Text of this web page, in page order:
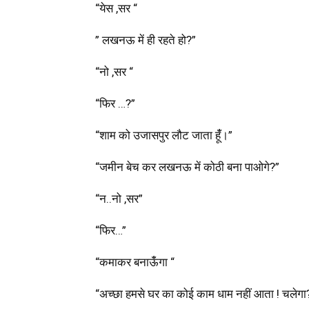
“येस ,सर “
” लखनऊ में ही रहते हो?”
“नो ,सर “
“फिर …?”
“शाम को उजासपुर लौट जाता हूंँ।”
“जमीन बेच कर लखनऊ में कोठी बना पाओगे?”
“न..नो ,सर”
“फिर…”
“कमाकर बनाऊंँगा “
“अच्छा हमसे घर का कोई काम धाम नहीं आता !